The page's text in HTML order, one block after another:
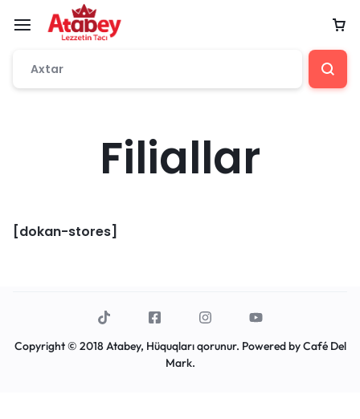
Filiallar
[dokan-stores]
Copyright © 2018 Atabey, Hüquqları qorunur. Powered byCafé Del
Mark.